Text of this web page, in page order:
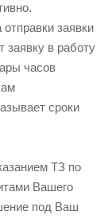
заявки
заявку в работу
часов
сроки
ТЗ по
Вашего
под Ваш